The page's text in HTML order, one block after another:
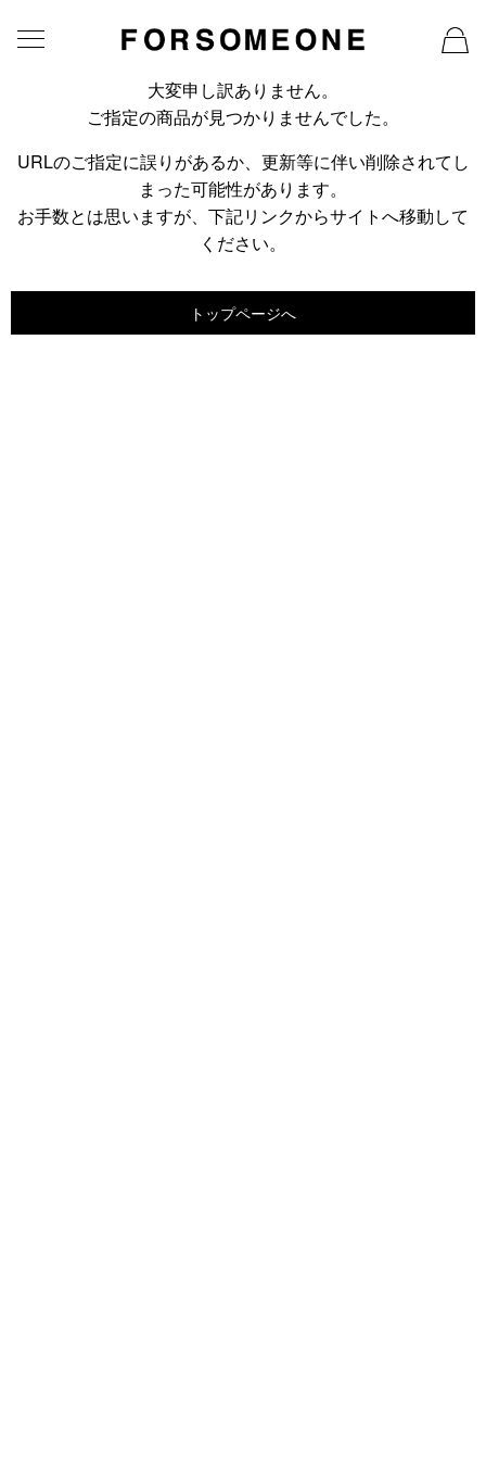
大変申し訳ありません。
ご指定の商品が見つかりませんでした。
URLのご指定に誤りがあるか、更新等に伴い削除されてし
まった可能性があります。
お手数とは思いますが、下記リンクからサイトへ移動して
ください。
トップページへ